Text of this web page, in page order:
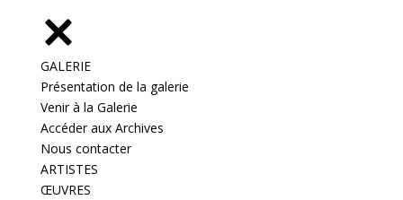
GALERIE
Présentation de la galerie
Venir à la Galerie
Accéder aux Archives
Nous contacter
ARTISTES
ŒUVRES